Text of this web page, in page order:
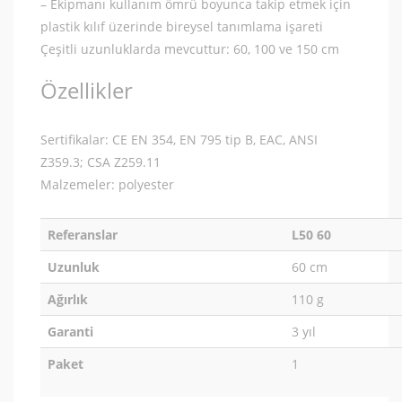
– Ekipmanı kullanım ömrü boyunca takip etmek için
plastik kılıf üzerinde bireysel tanımlama işareti
Çeşitli uzunluklarda mevcuttur: 60, 100 ve 150 cm
Özellikler
Sertifikalar: CE EN 354, EN 795 tip B, EAC, ANSI
Z359.3; CSA Z259.11
Malzemeler: polyester
Referanslar
L50 60
Uzunluk
60 cm
Ağırlık
110 g
Garanti
3 yıl
Paket
1